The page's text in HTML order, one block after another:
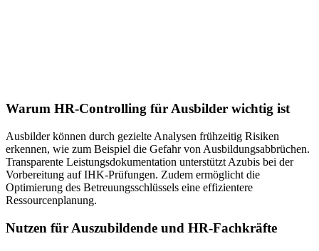
Warum HR-Controlling für Ausbilder wichtig ist
Ausbilder können durch gezielte Analysen frühzeitig Risiken
erkennen, wie zum Beispiel die Gefahr von Ausbildungsabbrüchen.
Transparente Leistungsdokumentation unterstützt Azubis bei der
Vorbereitung auf IHK-Prüfungen. Zudem ermöglicht die
Optimierung des Betreuungsschlüssels eine effizientere
Ressourcenplanung.
Nutzen für Auszubildende und HR-Fachkräfte